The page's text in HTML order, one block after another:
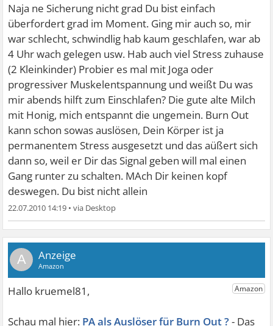
Naja ne Sicherung nicht grad Du bist einfach
überfordert grad im Moment. Ging mir auch so, mir
war schlecht, schwindlig hab kaum geschlafen, war ab
4 Uhr wach gelegen usw. Hab auch viel Stress zuhause
(2 Kleinkinder) Probier es mal mit Joga oder
progressiver Muskelentspannung und weißt Du was
mir abends hilft zum Einschlafen? Die gute alte Milch
mit Honig, mich entspannt die ungemein. Burn Out
kann schon sowas auslösen, Dein Körper ist ja
permanentem Stress ausgesetzt und das aüßert sich
dann so, weil er Dir das Signal geben will mal einen
Gang runter zu schalten. MAch Dir keinen kopf
deswegen. Du bist nicht allein
22.07.2010 14:19 •
A
PA als Auslöser für Burn Out ?